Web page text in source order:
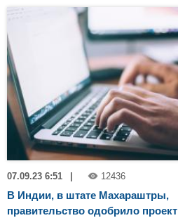
07.09.23 6:51 12436
В Индии, в штате Махараштры,
правительство одобрило проект